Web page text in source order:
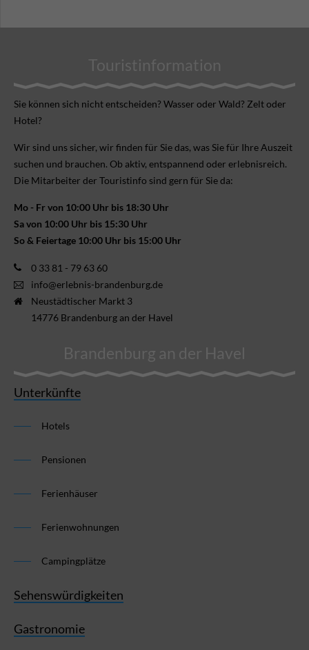
Touristinformation
Sie können sich nicht ent­scheiden? Wasser oder Wald? Zelt oder
Hotel?
Wir sind uns sicher, wir finden für Sie das, was Sie für Ihre Aus­zeit
suchen und brauchen. Ob aktiv, ent­spannend oder erlebnis­reich.
Die Mitarbeiter der Touristinfo sind gern für Sie da:
Mo - Fr von 10:00 Uhr bis 18:30 Uhr
Sa von 10:00 Uhr bis 15:30 Uhr
So & Feiertage 10:00 Uhr bis 15:00 Uhr
0 33 81 - 79 63 60
info@erlebnis-brandenburg.de
Neustädtischer Markt 3
14776 Brandenburg an der Havel
Brandenburg an der Havel
Unterkünfte
Hotels
Pensionen
Ferienhäuser
Ferienwohnungen
Campingplätze
Sehenswürdigkeiten
Gastronomie